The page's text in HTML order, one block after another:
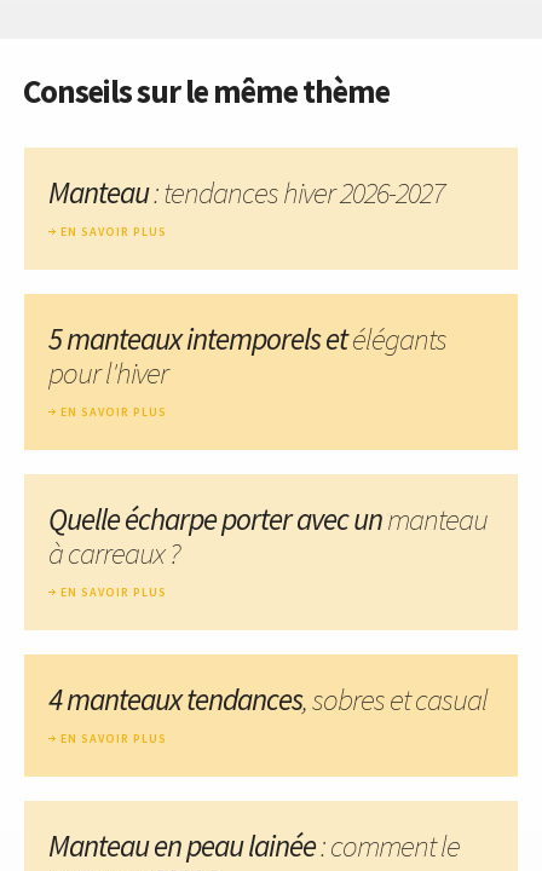
Conseils sur le même thème
Manteau: tendances hiver 2026-2027
EN SAVOIR PLUS
5 manteaux intemporels etélégants
pour l'hiver
EN SAVOIR PLUS
Quelle écharpe porter avec unmanteau
à carreaux ?
EN SAVOIR PLUS
4 manteaux tendances, sobres et casual
EN SAVOIR PLUS
Manteau en peau lainée: comment le